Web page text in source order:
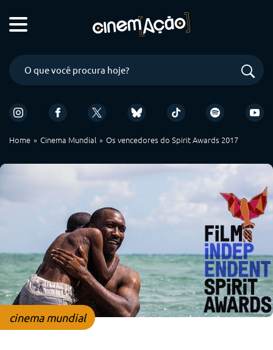
Home Cinema Mundial Os vencedores do Spirit Awards 2017
cinema mundial